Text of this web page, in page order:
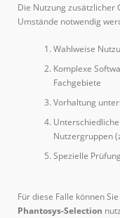
Die Nutzung zusätzlicher
Umstände notwendig
Wahlweise
Komplexe
Fachgebiete
Vorhaltung
Nutzergruppen
Spezielle
Für diese Falle können
Phantosys-Selection